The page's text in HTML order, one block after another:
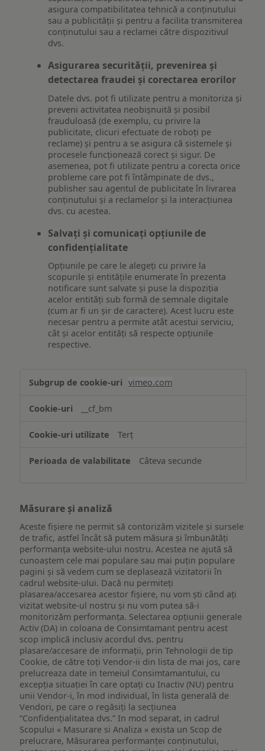
asigura compatibilitatea tehnică a conținutului
sau a publicității și pentru a facilita transmiterea
conținutului sau a reclamei către dispozitivul
dvs.
Asigurarea securității, prevenirea și
detectarea fraudei și corectarea erorilor
Datele dvs. pot fi utilizate pentru a monitoriza și
preveni activitatea neobișnuită și posibil
frauduloasă (de exemplu, cu privire la
publicitate, clicuri efectuate de roboți pe
reclame) și pentru a se asigura că sistemele și
procesele funcționează corect și sigur. De
asemenea, pot fi utilizate pentru a corecta orice
probleme care pot fi întâmpinate de dvs.,
publisher sau agentul de publicitate în livrarea
conținutului și a reclamelor și la interacțiunea
dvs. cu acestea.
Salvați și comunicați opțiunile de
confidențialitate
Opțiunile pe care le alegeți cu privire la
scopurile și entitățile enumerate în prezenta
notificare sunt salvate și puse la dispoziția
acelor entități sub formă de semnale digitale
(cum ar fi un șir de caractere). Acest lucru este
necesar pentru a permite atât acestui serviciu,
cât și acelor entități să respecte opțiunile
respective.
Asigurarea
funcționalităților
website-
ului
vimeo.com
__cf_bm
Terț
Câteva secunde
Măsurare și analiză
Aceste fișiere ne permit să contorizăm vizitele și sursele
de trafic, astfel încât să putem măsura și îmbunătăți
performanța website-ului nostru. Acestea ne ajută să
cunoaștem cele mai populare sau mai puțin populare
pagini și să vedem cum se deplasează vizitatorii în
cadrul website-ului. Dacă nu permiteți
plasarea/accesarea acestor fișiere, nu vom ști când ați
vizitat website-ul nostru și nu vom putea să-i
monitorizăm performanța. Selectarea opțiunii generale
Activ (DA) in coloana de Consimtamant pentru acest
scop implică inclusiv acordul dvs. pentru
plasare/accesare de informații, prin Tehnologii de tip
Cookie, de către toți Vendor-ii din lista de mai jos, care
prelucreaza date in temeiul Consimtamantului, cu
excepția situației în care optați cu Inactiv (NU) pentru
unii Vendor-i, în mod individual, în lista generală de
Vendori, pe care o regăsiți la secțiunea
“Confidențialitatea dvs.” In mod separat, in cadrul
Scopului « Masurare si Analiza » exista un Scop de
prelucrare, Măsurarea performanței conținutului,